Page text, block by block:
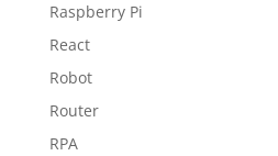
Raspberry Pi
React
Robot
Router
RPA